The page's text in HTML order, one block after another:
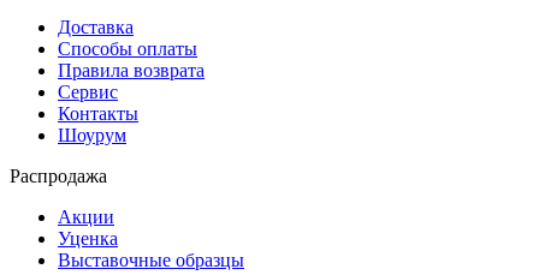
Доставка
Способы оплаты
Правила возврата
Сервис
Контакты
Шоурум
Распродажа
Акции
Уценка
Выставочные образцы